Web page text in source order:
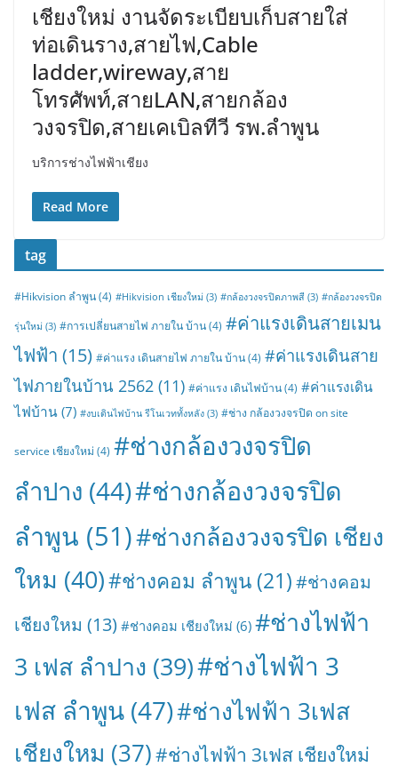
เชียงใหม่ งานจัดระเบียบเก็บสายใส่
ท่อเดินราง,สายไฟ,Cable
ladder,wireway,สาย
โทรศัพท์,สายLAN,สายกล้อง
วงจรปิด,สายเคเบิลทีวี รพ.ลำพูน
บริการช่างไฟฟ้าเชียง
Read More
tag
#Hikvision ลำพูน(4) #Hikvision เชียงใหม่ (3) #กล้องวงจรปิดภาพสี (3) #กล้องวงจรปิด
รุ่นใหม่ (3) #การเปลี่ยนสายไฟ ภายใน บ้าน(4) #ค่าแรงเดินสายเมน
ไฟฟ้า (15) #ค่าแรง เดินสายไฟ ภายใน บ้าน(4) #ค่าแรงเดินสาย
ไฟภายในบ้าน 2562 (11) #ค่าแรง เดินไฟบ้าน(4) #ค่าแรงเดิน
ไฟบ้าน(7) #งบเดินไฟบ้าน รีโนเวททั้งหลัง (3) #ช่าง กล้องวงจรปิด on site
service เชียงใหม่ (4) #ช่างกล้องวงจรปิด
ลำปาง (44)#ช่างกล้องวงจรปิด
ลำพูน (51)#ช่างกล้องวงจรปิด เชียง
ใหม (40)#ช่างคอม ลำพูน (21)#ช่างคอม
เชียงใหม (13) #ช่างคอม เชียงใหม่ (6) #ช่างไฟฟ้า
3 เฟส ลำปาง (39)#ช่างไฟฟ้า 3
เฟส ลำพูน (47)#ช่างไฟฟ้า 3เฟส
เชียงใหม (37)#ช่างไฟฟ้า 3เฟส เชียงใหม่